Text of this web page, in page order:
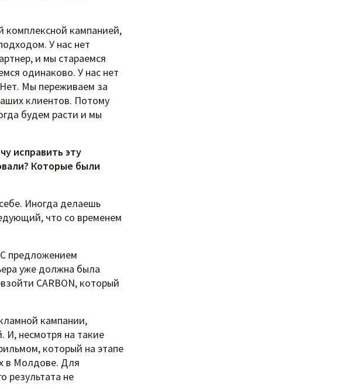
комплексной кампанией,
У нас нет
и мы стараемся
одинаково. У нас нет
Мы переживаем за
клиентов. Потому
будем расти и мы
исправить эту
Которые были
Иногда делаешь
что со временем
предложением
уже должна была
CARBON, который
кампании,
И, несмотря на такие
который на этапе
в Молдове. Для
результата не